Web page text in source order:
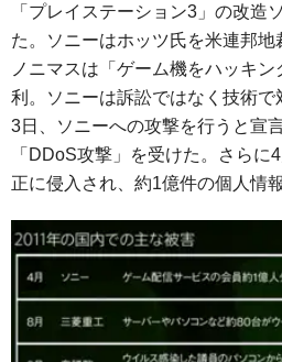
「プレイステーション3」の改造
た。ソニーはホッツ氏を米連邦
ノニマスは「ゲーム機をハッキ
利。ソニーは訴訟ではなく技術で
3日、ソニーへの攻撃を行うと宣
「DDoS攻撃」を受けた。さらに
正に侵入され、約1億件の個人情